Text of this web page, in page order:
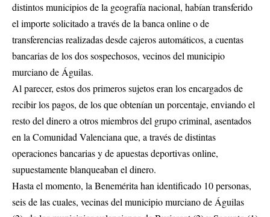
distintos municipios de la geografía nacional, habían transferido
el importe solicitado a través de la banca online o de
transferencias realizadas desde cajeros automáticos, a cuentas
bancarias de los dos sospechosos, vecinos del municipio
murciano de Águilas.
Al parecer, estos dos primeros sujetos eran los encargados de
recibir los pagos, de los que obtenían un porcentaje, enviando el
resto del dinero a otros miembros del grupo criminal, asentados
en la Comunidad Valenciana que, a través de distintas
operaciones bancarias y de apuestas deportivas online,
supuestamente blanqueaban el dinero.
Hasta el momento, la Benemérita han identificado 10 personas,
seis de las cuales, vecinas del municipio murciano de Águilas